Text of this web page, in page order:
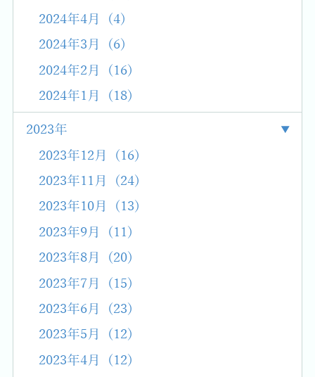
2024年4月 (4)
2024年3月 (6)
2024年2月 (16)
2024年1月 (18)
2023年
2023年12月 (16)
2023年11月 (24)
2023年10月 (13)
2023年9月 (11)
2023年8月 (20)
2023年7月 (15)
2023年6月 (23)
2023年5月 (12)
2023年4月 (12)